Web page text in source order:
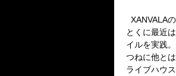
XANVALA
とくに最近
イルを実践。
つねに他と
ライブハウ